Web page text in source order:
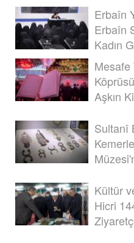
Erbaîn
Erbaîn
Kadın
Mesafe
Aşkın
Sultanî
Kültür
Hicri